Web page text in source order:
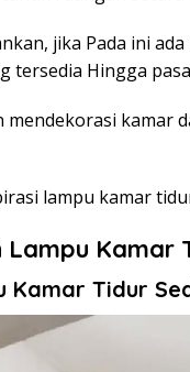
jika Pada ini
tersedia Hingga
mendekorasi kamar
lampu kamar
Lampu Kamar
Kamar Tidur